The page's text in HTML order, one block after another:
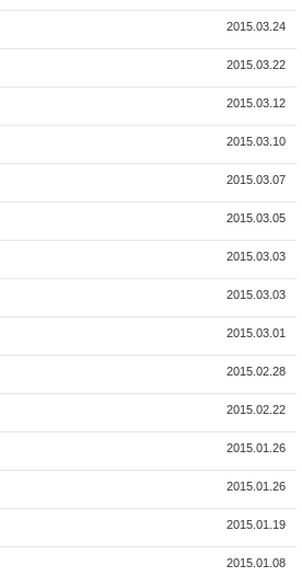
2015.03.24
2015.03.22
2015.03.12
2015.03.10
2015.03.07
2015.03.05
2015.03.03
2015.03.03
2015.03.01
2015.02.28
2015.02.22
2015.01.26
2015.01.26
2015.01.19
2015.01.08